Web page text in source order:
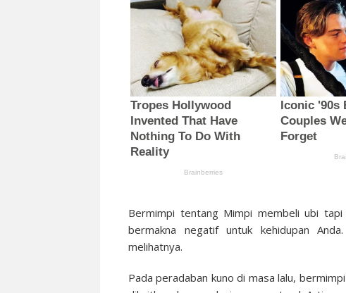
Bermimpi tentang Mimpi membeli ubi
bermakna negatif untuk kehidupan
melihatnya.
Pada peradaban kuno di masa lalu,